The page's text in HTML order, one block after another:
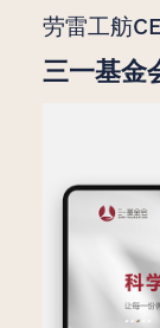
劳雷工舫
三一基金